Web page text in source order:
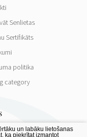
Senlietas
Sertifikāts
politika
category
un labāku lietošanas
ka piekrītat izmantot